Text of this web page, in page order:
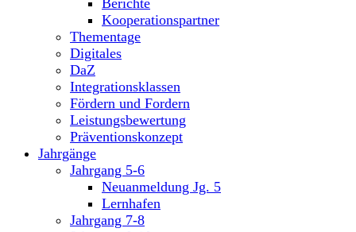
Kooperationspartner
Thementage
Digitales
DaZ
Integrationsklassen
Fördern und Fordern
Leistungsbewertung
Präventionskonzept
Jahrgänge
Jahrgang 5-6
Neuanmeldung Jg. 5
Lernhafen
Jahrgang 7-8